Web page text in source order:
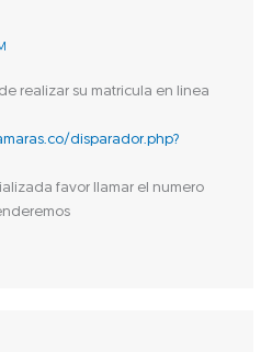
realizar su matricula en linea
disparador.php?
favor llamar el numero